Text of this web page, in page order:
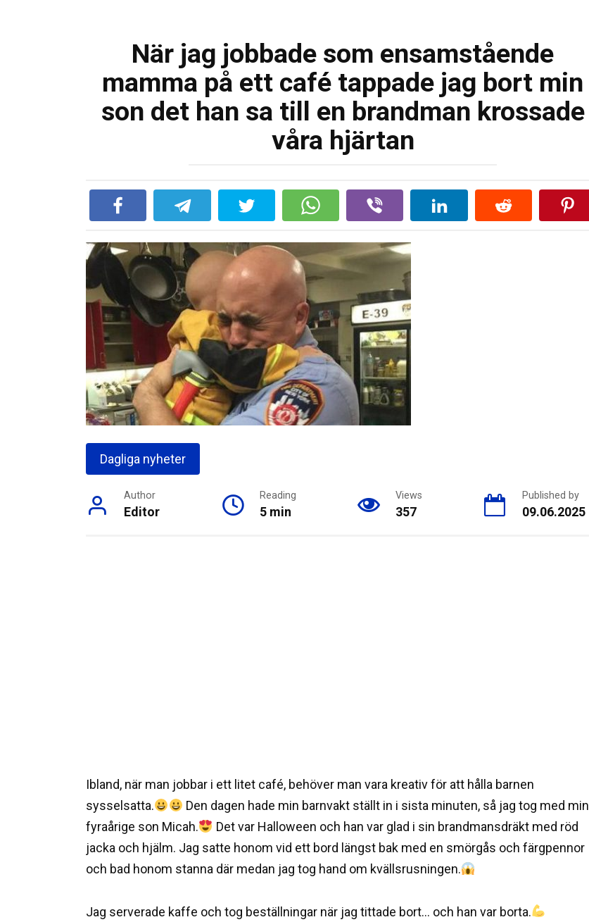
När jag jobbade som ensamstående
mamma på ett café tappade jag bort min
son det han sa till en brandman krossade
våra hjärtan
Dagliga nyheter
Author
Editor
Reading
5 min
Views
357
Published by
09.06.2025
Ibland, när man jobbar i ett litet café, behöver man vara kreativ för att hålla barnen
sysselsatta.
Den dagen hade min barnvakt ställt in i sista minuten, så jag tog med min
fyraårige son Micah.
Det var Halloween och han var glad i sin brandmansdräkt med röd
jacka och hjälm. Jag satte honom vid ett bord längst bak med en smörgås och färgpennor
och bad honom stanna där medan jag tog hand om kvällsrusningen.
Jag serverade kaffe och tog beställningar när jag tittade bort… och han var borta.